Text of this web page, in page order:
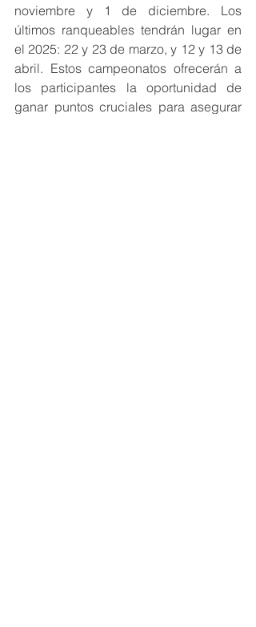
noviembre y 1 de diciembre. Los
últimos ranqueables tendrán lugar en
el 2025: 22 y 23 de marzo, y 12 y 13 de
abril. Estos campeonatos ofrecerán a
los participantes la oportunidad de
ganar puntos cruciales para asegurar